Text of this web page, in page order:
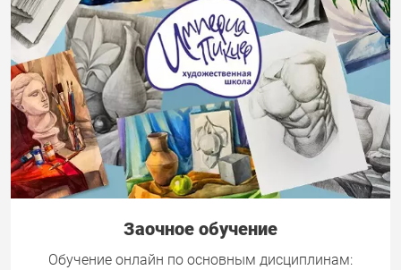
Заочное обучение
Обучение онлайн по основным дисциплинам: